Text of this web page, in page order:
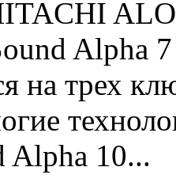
Alpha 7
на трех
Alpha 10...